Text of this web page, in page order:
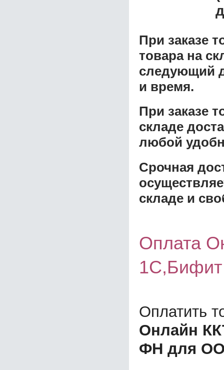
При заказе
товара на
следующий
и время.
При заказе
складе
любой
Срочная
складе и
Оплата
Оплатить
Онлайн
ФН для